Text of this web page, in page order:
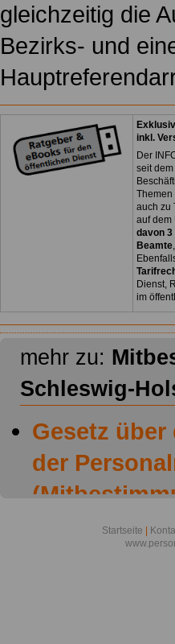
gleichzeitig die
Bezirks- und
inkl.
Der
seit
Themen
auch zu
auf dem
davon 3
Beamte
Dienst,
im
mehr zu:
Schleswig-
Gesetz
der
Schleswig-
Startseite